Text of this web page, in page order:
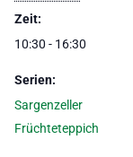
Zeit:
10:30 - 16:30
Serien:
Sargenzeller
Früchteteppich